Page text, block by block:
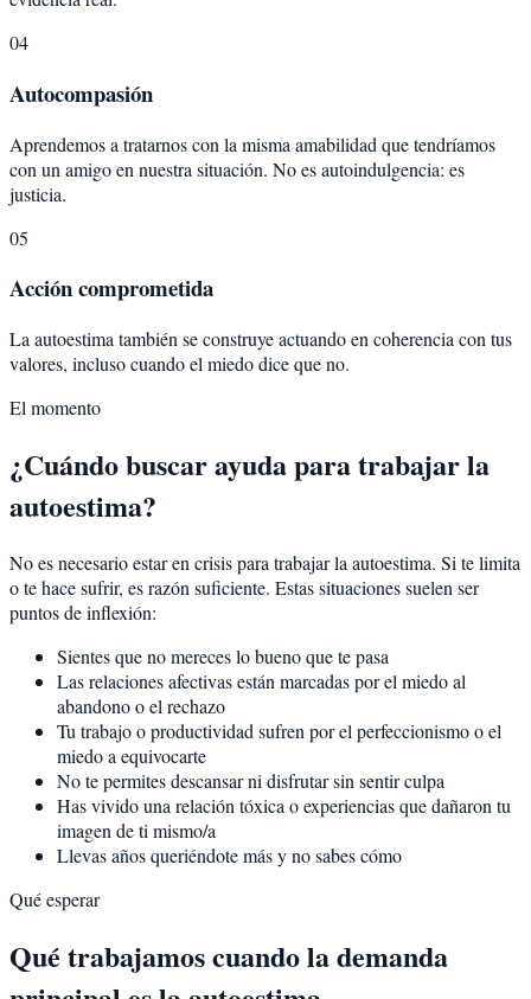
04
Autocompasión
Aprendemos a tratarnos con la misma amabilidad que tendríamos
con un amigo en nuestra situación. No es autoindulgencia: es
justicia.
05
Acción comprometida
La autoestima también se construye actuando en coherencia con tus
valores, incluso cuando el miedo dice que no.
El momento
¿Cuándo buscar ayuda para trabajar la
autoestima?
No es necesario estar en crisis para trabajar la autoestima. Si te limita
o te hace sufrir, es razón suficiente. Estas situaciones suelen ser
puntos de inflexión:
Sientes que no mereces lo bueno que te pasa
Las relaciones afectivas están marcadas por el miedo al
abandono o el rechazo
Tu trabajo o productividad sufren por el perfeccionismo o el
miedo a equivocarte
No te permites descansar ni disfrutar sin sentir culpa
Has vivido una relación tóxica o experiencias que dañaron tu
imagen de ti mismo/a
Llevas años queriéndote más y no sabes cómo
Qué esperar
Qué trabajamos cuando la demanda